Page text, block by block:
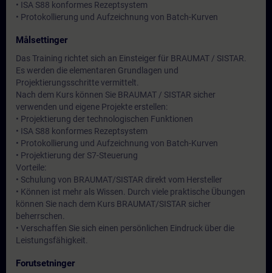
• ISA S88 konformes Rezeptsystem
• Protokollierung und Aufzeichnung von Batch-Kurven
Målsettinger
Das Training richtet sich an Einsteiger für BRAUMAT / SISTAR.
Es werden die elementaren Grundlagen und
Projektierungsschritte vermittelt.
Nach dem Kurs können Sie BRAUMAT / SISTAR sicher
verwenden und eigene Projekte erstellen:
• Projektierung der technologischen Funktionen
• ISA S88 konformes Rezeptsystem
• Protokollierung und Aufzeichnung von Batch-Kurven
• Projektierung der S7-Steuerung
Vorteile:
• Schulung von BRAUMAT/SISTAR direkt vom Hersteller
• Können ist mehr als Wissen. Durch viele praktische Übungen
können Sie nach dem Kurs BRAUMAT/SISTAR sicher
beherrschen.
• Verschaffen Sie sich einen persönlichen Eindruck über die
Leistungsfähigkeit.
Forutsetninger